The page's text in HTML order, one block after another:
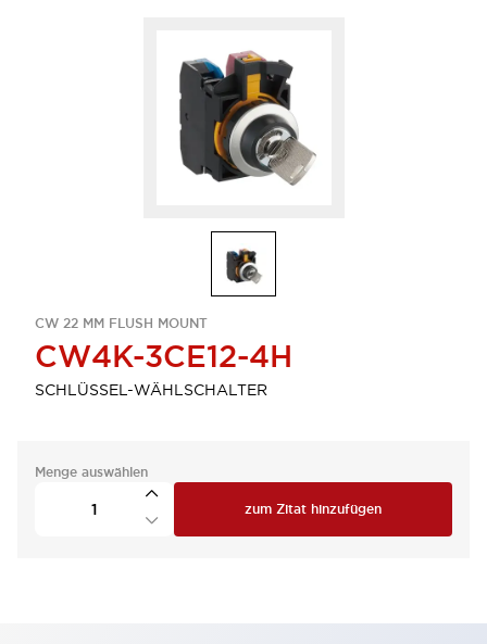
CW 22 MM FLUSH MOUNT
CW4K-3CE12-4H
SCHLÜSSEL-WÄHLSCHALTER
Menge auswählen
zum Zitat hinzufügen